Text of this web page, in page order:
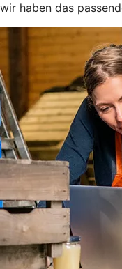
wir haben das